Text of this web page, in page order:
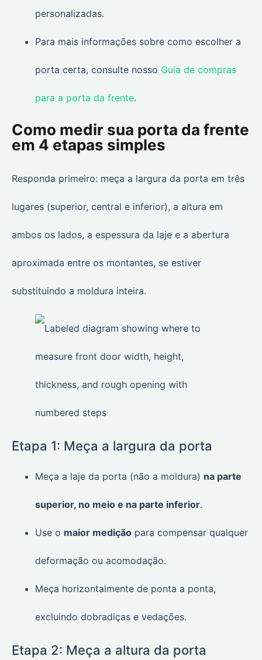
personalizadas.
Para mais informações sobre como escolher a
porta certa, consulte nosso Guia de compras
para a porta da frente.
Como medir sua porta da frente
em 4 etapas simples
Responda primeiro: meça a largura da porta em três
lugares (superior, central e inferior), a altura em
ambos os lados, a espessura da laje e a abertura
aproximada entre os montantes, se estiver
substituindo a moldura inteira.
Etapa 1: Meça a largura da porta
Meça a laje da porta (não a moldura) na parte
superior, no meio e na parte inferior.
Use o maior medição para compensar qualquer
deformação ou acomodação.
Meça horizontalmente de ponta a ponta,
excluindo dobradiças e vedações.
Etapa 2: Meça a altura da porta